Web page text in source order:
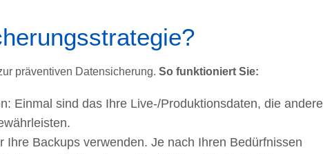
präventiven Datensicherung. So funktioniert Sie:
Einmal sind das Ihre Live-/Produktionsdaten, die
Ihre Backups verwenden. Je nach Ihren Bedürfnissen